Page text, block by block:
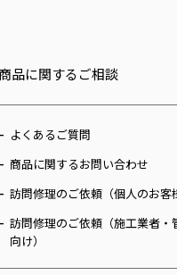
商品に関するご相談
よくあるご質問
商品に関するお問い合わせ
訪問修理のご依頼（個人のお客
訪問修理のご依頼（施工業者・
向け）